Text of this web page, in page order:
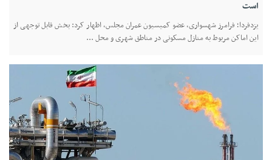
است
یزدفردا؛ فرامرز شهسواری، عضو کمیسیون عمران مجلس، اظهار کرد: بخش قابل توجهی از
این اماکن مربوط به منازل مسکونی در مناطق شهری و محل ...